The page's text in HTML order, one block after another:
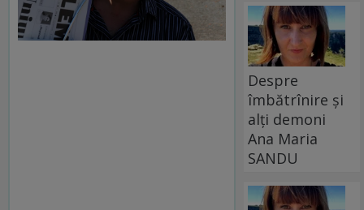
Despre
îmbătrînire și
alți demoni
Ana Maria
SANDU